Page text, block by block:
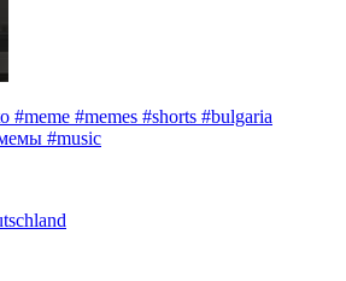
#meme #memes #shorts #bulgaria
#music